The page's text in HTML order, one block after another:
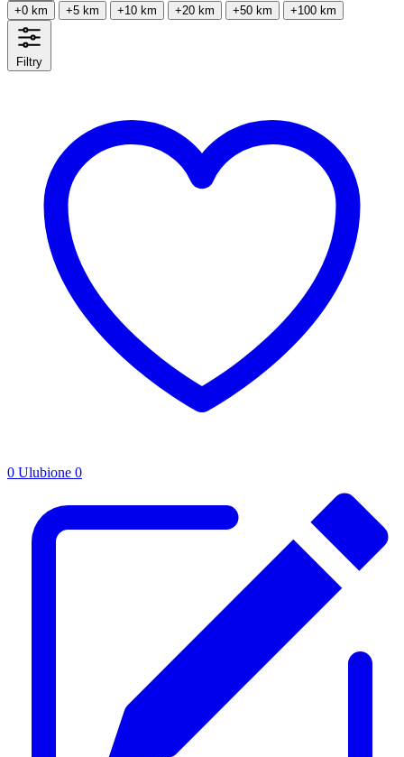
+0 km
+5 km +10 km +20 km +50 km +100 km
Filtry
0 Ulubione 0